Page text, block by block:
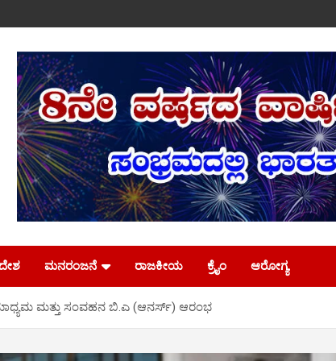
ಮನರಂಜನೆ ರಾಜಕೀಯ ಕ್ರೈಂ ಆರೋಗ್ಯ
ಮತ್ತು ಸಂವಹನ ಬಿ.ಎ (ಆನರ್ಸ್) ಆರಂಭ